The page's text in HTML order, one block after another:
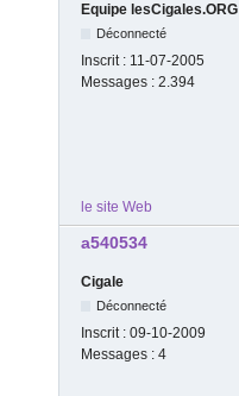
Equipe lesCigales.ORG
Déconnecté
Inscrit : 11-07-2005
Messages : 2.394
le site Web
a540534
Cigale
Déconnecté
Inscrit : 09-10-2009
Messages : 4